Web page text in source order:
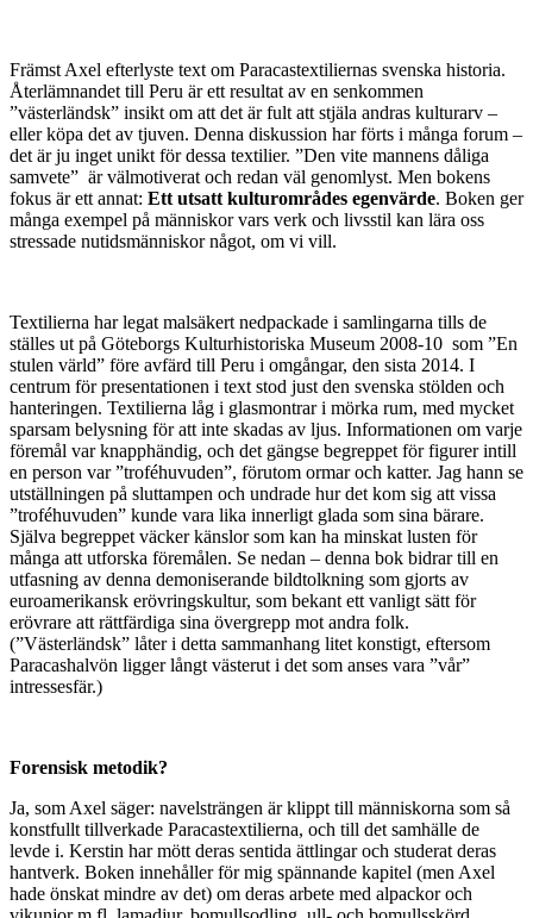
Främst Axel efterlyste text om Paracastextiliernas svenska historia.
Återlämnandet till Peru är ett resultat av en senkommen
”västerländsk” insikt om att det är fult att stjäla andras kulturarv –
eller köpa det av tjuven. Denna diskussion har förts i många forum –
det är ju inget unikt för dessa textilier. ”Den vite mannens dåliga
samvete” är välmotiverat och redan väl genomlyst. Men bokens
fokus är ett annat: Ett utsatt kulturområdes egenvärde. Boken ger
många exempel på människor vars verk och livsstil kan lära oss
stressade nutidsmänniskor något, om vi vill.
Textilierna har legat malsäkert nedpackade i samlingarna tills de
ställes ut på Göteborgs Kulturhistoriska Museum 2008-10 som ”En
stulen värld” före avfärd till Peru i omgångar, den sista 2014. I
centrum för presentationen i text stod just den svenska stölden och
hanteringen. Textilierna låg i glasmontrar i mörka rum, med mycket
sparsam belysning för att inte skadas av ljus. Informationen om varje
föremål var knapphändig, och det gängse begreppet för figurer intill
en person var ”troféhuvuden”, förutom ormar och katter. Jag hann se
utställningen på sluttampen och undrade hur det kom sig att vissa
”troféhuvuden” kunde vara lika innerligt glada som sina bärare.
Själva begreppet väcker känslor som kan ha minskat lusten för
många att utforska föremålen. Se nedan – denna bok bidrar till en
utfasning av denna demoniserande bildtolkning som gjorts av
euroamerikansk erövringskultur, som bekant ett vanligt sätt för
erövrare att rättfärdiga sina övergrepp mot andra folk.
(”Västerländsk” låter i detta sammanhang litet konstigt, eftersom
Paracashalvön ligger långt västerut i det som anses vara ”vår”
intressesfär.)
Forensisk metodik?
Ja, som Axel säger: navelsträngen är klippt till människorna som så
konstfullt tillverkade Paracastextilierna, och till det samhälle de
levde i. Kerstin har mött deras sentida ättlingar och studerat deras
hantverk. Boken innehåller för mig spännande kapitel (men Axel
hade önskat mindre av det) om deras arbete med alpackor och